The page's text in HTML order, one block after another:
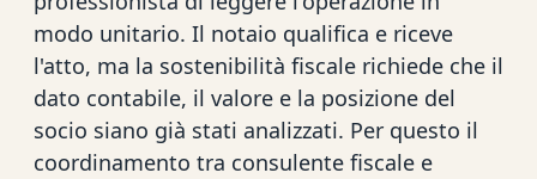
modo unitario. Il notaio qualifica e riceve
l'atto, ma la sostenibilità fiscale richiede che il
dato contabile, il valore e la posizione del
socio siano già stati analizzati. Per questo il
coordinamento tra consulente fiscale e